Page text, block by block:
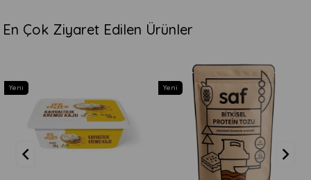
En Çok Ziyaret Edilen Ürünler
Yeni Yeni